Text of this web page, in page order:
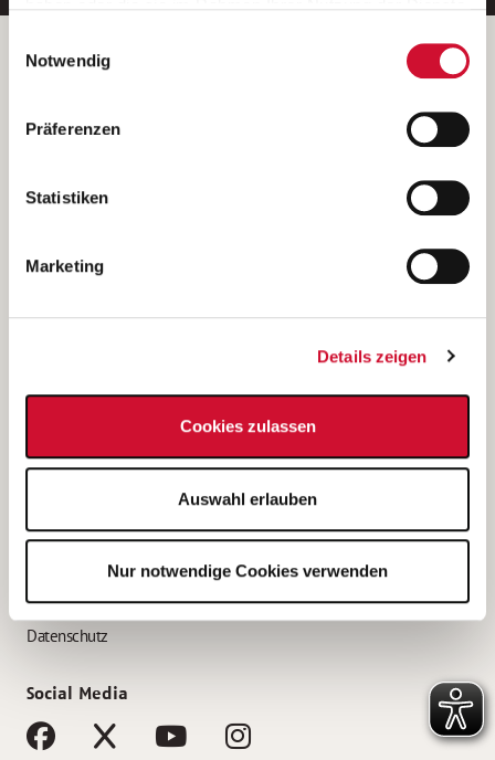
Wenn Sie auf „Cookies zulassen“ klicken, so stimmen
Sie der Speicherung sämtlicher Cookies zu. Sie können
Ihre Einwilligung selbstverständlich jederzeit widerrufen,
indem Sie die Cookie-Einstellungen aufrufen und diese
unsererDatenschutzerklärung
Notwendig
Präferenzen
Statistiken
Marketing
Details zeigen
Cookies zulassen
Auswahl erlauben
Nur notwendige Cookies verwenden
Betreiber der Webseite
Kantstraße 45a
(Ein Tochterunternehmen des AWO Bezirksverbandes Unterfranken
e.V.)
Bewerbung als Altenpflegehelfer*in
Bewerbung als Erzieher*in
AWO Gliederungen nach Bundesland
Impressum
Datenschutz
Social Media